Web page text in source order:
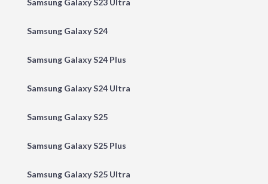
Samsung Galaxy S23 Ultra
Samsung Galaxy S24
Samsung Galaxy S24 Plus
Samsung Galaxy S24 Ultra
Samsung Galaxy S25
Samsung Galaxy S25 Plus
Samsung Galaxy S25 Ultra